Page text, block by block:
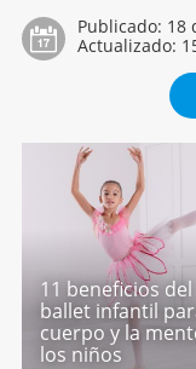
Publicado: 18
Actualizado:
11 beneficios del
ballet infantil
cuerpo y la
los niños